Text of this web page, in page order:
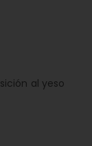
al yeso